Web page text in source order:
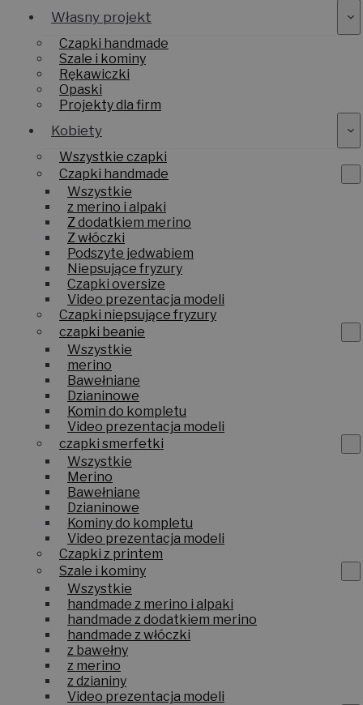
Własny projekt
Czapki handmade
Szale i kominy
Rękawiczki
Opaski
Projekty dla firm
Kobiety
Wszystkie czapki
Czapki handmade
Wszystkie
z merino i alpaki
Z dodatkiem merino
Z włóczki
Podszyte jedwabiem
Niepsujące fryzury
Czapki oversize
Video prezentacja modeli
Czapki niepsujące fryzury
czapki beanie
Wszystkie
merino
Bawełniane
Dzianinowe
Komin do kompletu
Video prezentacja modeli
czapki smerfetki
Wszystkie
Merino
Bawełniane
Dzianinowe
Kominy do kompletu
Video prezentacja modeli
Czapki z printem
Szale i kominy
Wszystkie
handmade z merino i alpaki
handmade z dodatkiem merino
handmade z włóczki
z bawełny
z merino
z dzianiny
Video prezentacja modeli